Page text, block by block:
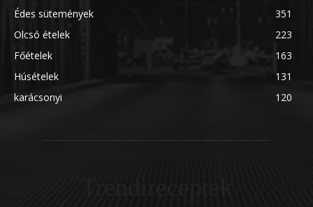
Édes sütemények
351
Olcsó ételek
223
Főételek
163
Húsételek
131
karácsonyi
120